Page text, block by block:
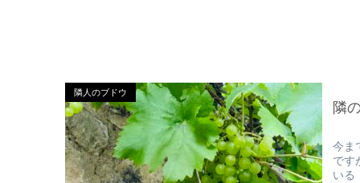
隣人のブドウ
隣
今ま
です
いる